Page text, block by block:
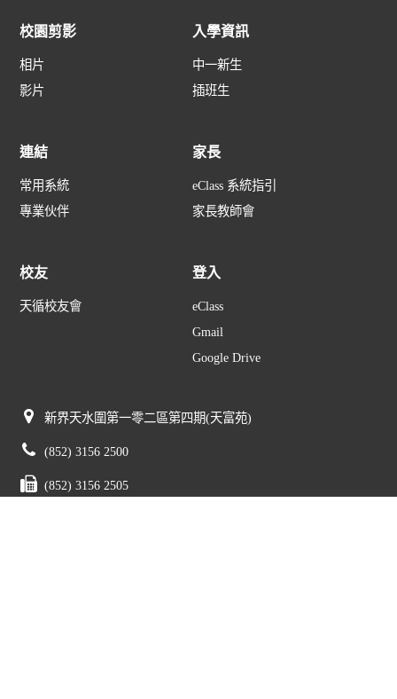
校園剪影
相片
影片
入學資訊
中一新生
插班生
連結
常用系統
專業伙伴
家長
eClass 系統指引
家長教師會
校友
天循校友會
登入
eClass
Gmail
Google Drive
新界天水圍第一零二區第四期(天富苑)
(852) 3156 2500
(852) 3156 2505